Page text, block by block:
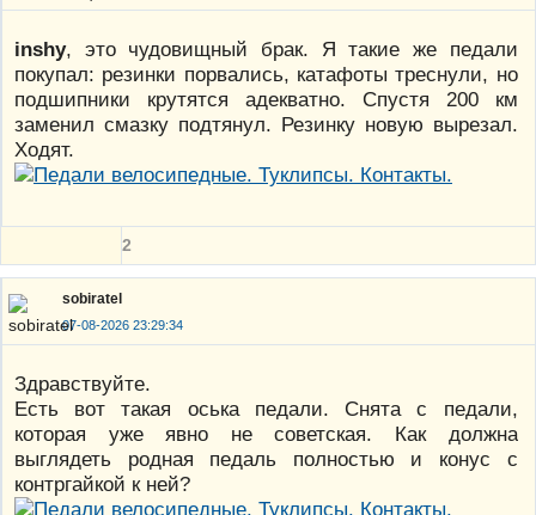
inshy, это чудовищный брак. Я такие же педали
покупал: резинки порвались, катафоты треснули, но
подшипники крутятся адекватно. Спустя 200 км
заменил смазку подтянул. Резинку новую вырезал.
Ходят.
2
sobiratel
07-08-2026 23:29:34
Здравствуйте.
Есть вот такая оська педали. Снята с педали,
которая уже явно не советская. Как должна
выглядеть родная педаль полностью и конус с
контргайкой к ней?